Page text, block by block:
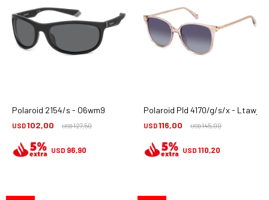
Polaroid 2154/s - O6wm9
USD102,00 USD127,50
USD 96,90
Polaroid Pld 4170/g/s/x - Ltawj
USD116,00 USD145,00
USD 110,20